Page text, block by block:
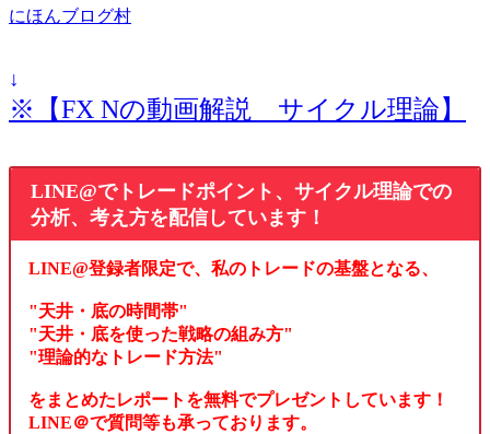
にほんブログ村
↓
※【FX Nの動画解説 サイクル理論】
LINE@でトレードポイント、サイクル理論での
分析、考え方を配信しています！
LINE@登録者限定で、私のトレードの基盤となる、
"天井・底の時間帯"
"天井・底を使った戦略の組み方"
"理論的なトレード方法"
をまとめたレポートを無料でプレゼントしています！
LINE＠で質問等も承っております。